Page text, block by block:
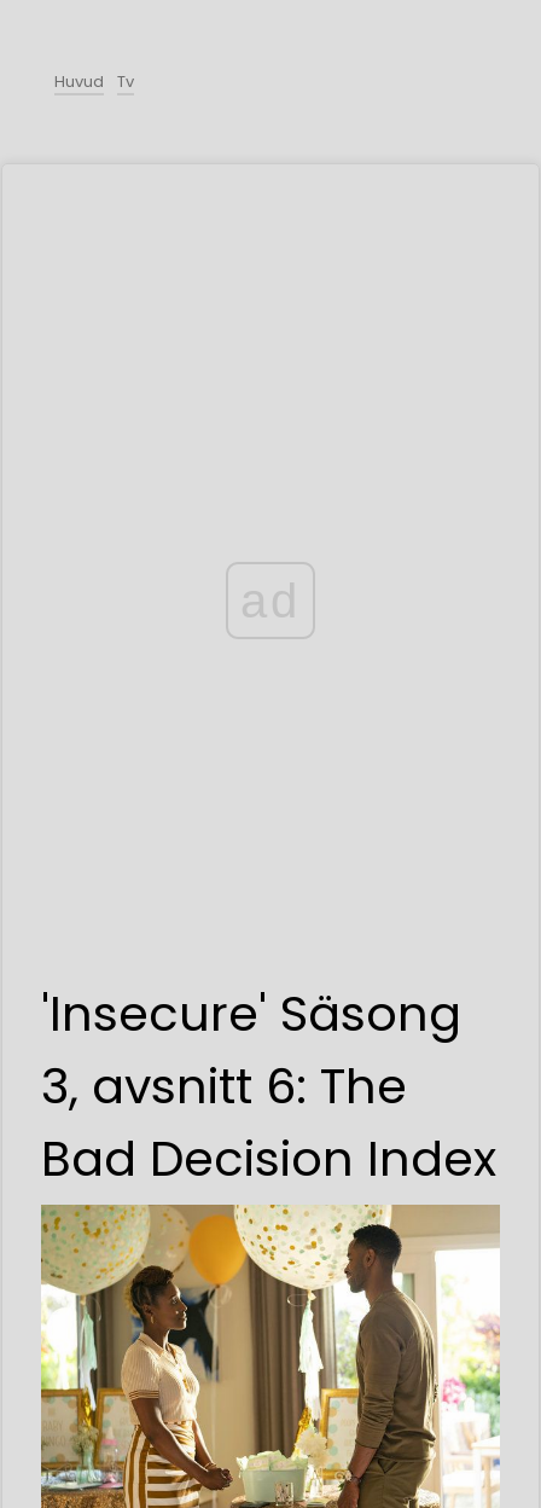
Huvud Tv
ad
'Insecure' Säsong
3, avsnitt 6: The
Bad Decision Index